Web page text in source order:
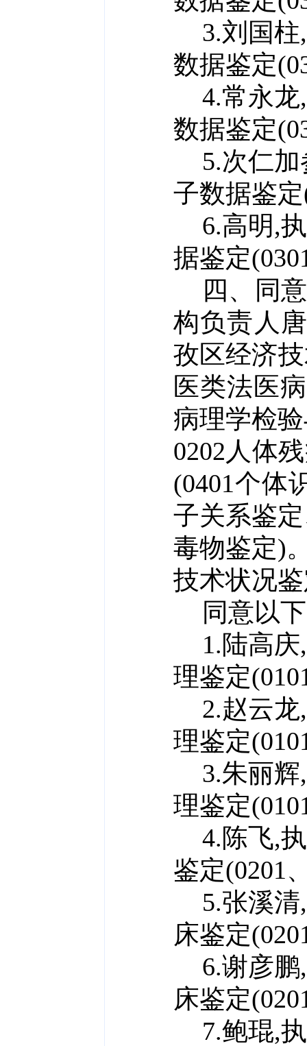
3.刘国
数据鉴定
4.常永龙
数据鉴定
5.次仁
子数据鉴
6.高明,
据鉴定
四、
同
构负责人
孜区经济
医类法医
病理学检
0202人体
(0401个体
子关系鉴
毒物鉴定)
技术状况
同意以下
1.陆高
理鉴定
2.赵云
理鉴定
3.朱丽
理鉴定
4.陈飞,
鉴定(0201
5.张溪
床鉴定
6.谢彦
床鉴定
7.鲍琨,